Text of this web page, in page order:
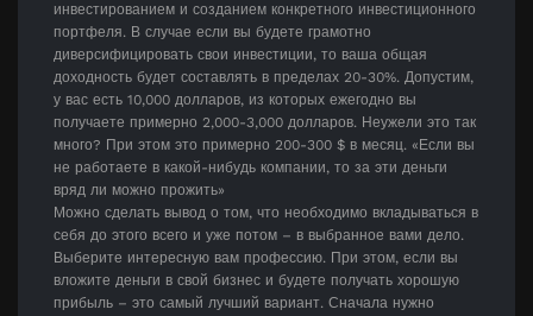
инвестированием и созданием конкретного инвестиционного
портфеля. В случае если вы будете грамотно
диверсифицировать свои инвестиции, то ваша общая
доходность будет составлять в пределах 20-30%. Допустим,
у вас есть 10,000 долларов, из которых ежегодно вы
получаете примерно 2,000-3,000 долларов. Неужели это так
много? При этом это примерно 200-300 $ в месяц. «Если вы
не работаете в какой-нибудь компании, то за эти деньги
вряд ли можно прожить»
Можно сделать вывод о том, что необходимо вкладываться в
себя до этого всего и уже потом – в выбранное вами дело.
Выберите интересную вам профессию. При этом, если вы
вложите деньги в свой бизнес и будете получать хорошую
прибыль – это самый лучший вариант. Сначала нужно